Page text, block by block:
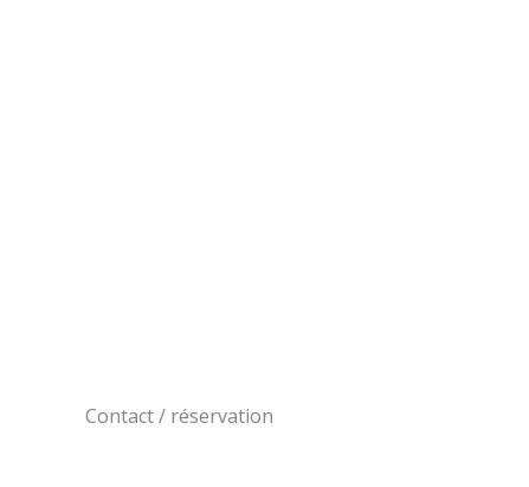
Contact / réservation